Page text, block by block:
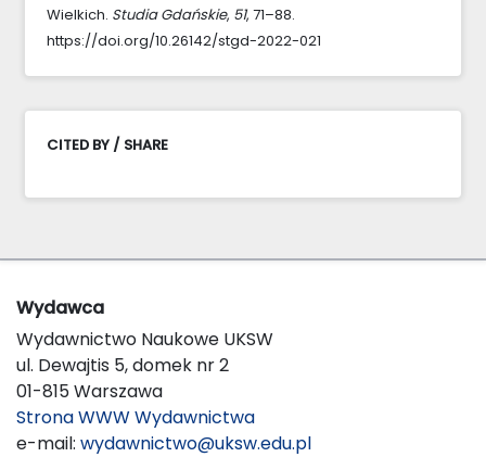
Wielkich. Studia Gdańskie, 51, 71–88.
https://doi.org/10.26142/stgd-2022-021
CITED BY / SHARE
Wydawca
Wydawnictwo Naukowe UKSW
ul. Dewajtis 5, domek nr 2
01-815 Warszawa
Strona WWW Wydawnictwa
e-mail: wydawnictwo@uksw.edu.pl